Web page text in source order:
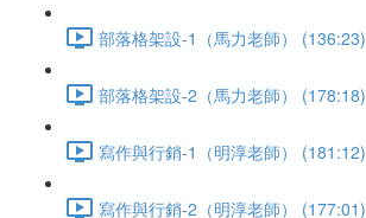
部落格架設-1（馬力老師） (136:23)
部落格架設-2（馬力老師） (178:18)
寫作與行銷-1（明淳老師） (181:12)
寫作與行銷-2（明淳老師） (177:01)